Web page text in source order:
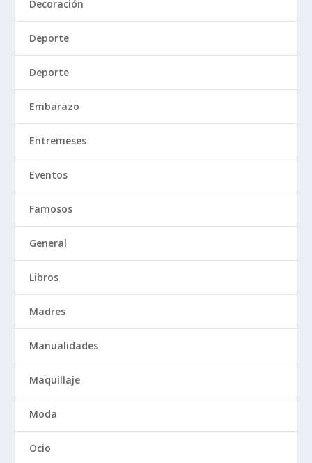
Decoración
Deporte
Deporte
Embarazo
Entremeses
Eventos
Famosos
General
Libros
Madres
Manualidades
Maquillaje
Moda
Ocio